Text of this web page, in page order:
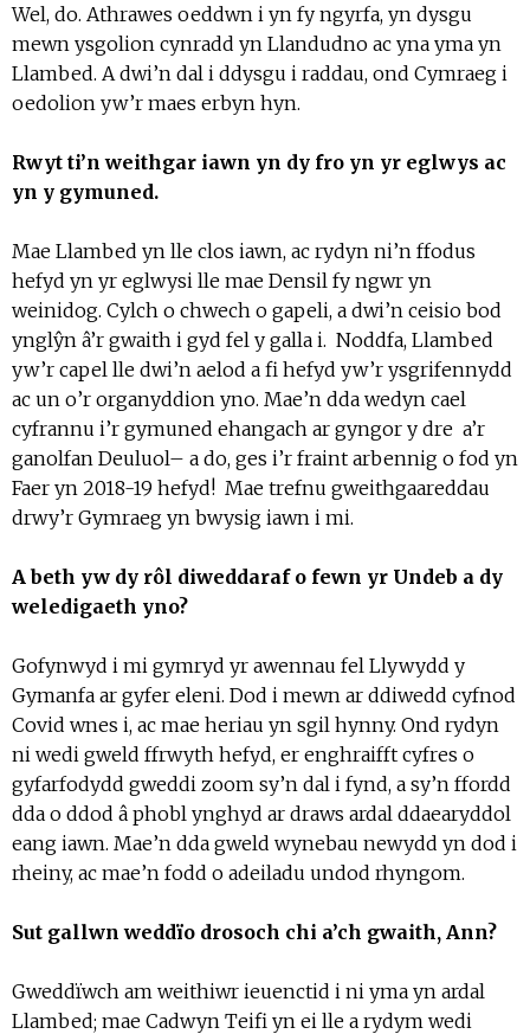
Wel, do. Athrawes oeddwn i yn fy ngyrfa, yn dysgu
mewn ysgolion cynradd yn Llandudno ac yna yma yn
Llambed. A dwi’n dal i ddysgu i raddau, ond Cymraeg i
oedolion yw’r maes erbyn hyn.
Rwyt ti’n weithgar iawn yn dy fro yn yr eglwys ac
yn y gymuned.
Mae Llambed yn lle clos iawn, ac rydyn ni’n ffodus
hefyd yn yr eglwysi lle mae Densil fy ngwr yn
weinidog. Cylch o chwech o gapeli, a dwi’n ceisio bod
ynglŷn â’r gwaith i gyd fel y galla i. Noddfa, Llambed
yw’r capel lle dwi’n aelod a fi hefyd yw’r ysgrifennydd
ac un o’r organyddion yno. Mae’n dda wedyn cael
cyfrannu i’r gymuned ehangach ar gyngor y dre a’r
ganolfan Deuluol– a do, ges i’r fraint arbennig o fod yn
Faer yn 2018-19 hefyd! Mae trefnu gweithgaareddau
drwy’r Gymraeg yn bwysig iawn i mi.
A beth yw dy rôl diweddaraf o fewn yr Undeb a dy
weledigaeth yno?
Gofynwyd i mi gymryd yr awennau fel Llywydd y
Gymanfa ar gyfer eleni. Dod i mewn ar ddiwedd cyfnod
Covid wnes i, ac mae heriau yn sgil hynny. Ond rydyn
ni wedi gweld ffrwyth hefyd, er enghraifft cyfres o
gyfarfodydd gweddi zoom sy’n dal i fynd, a sy’n ffordd
dda o ddod â phobl ynghyd ar draws ardal ddaearyddol
eang iawn. Mae’n dda gweld wynebau newydd yn dod i
rheiny, ac mae’n fodd o adeiladu undod rhyngom.
Sut gallwn weddïo drosoch chi a’ch gwaith, Ann?
Gweddïwch am weithiwr ieuenctid i ni yma yn ardal
Llambed; mae Cadwyn Teifi yn ei lle a rydym wedi